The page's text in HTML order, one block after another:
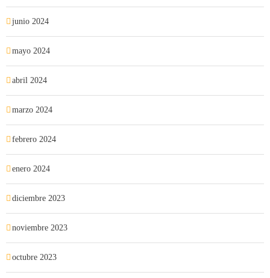
junio 2024
mayo 2024
abril 2024
marzo 2024
febrero 2024
enero 2024
diciembre 2023
noviembre 2023
octubre 2023